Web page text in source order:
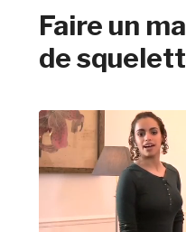
Faire un
de